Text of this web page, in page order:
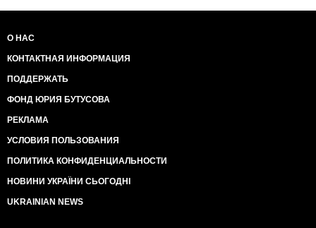
О НАС
КОНТАКТНАЯ ИНФОРМАЦИЯ
ПОДДЕРЖАТЬ
ФОНД ЮРИЯ БУТУСОВА
РЕКЛАМА
УСЛОВИЯ ПОЛЬЗОВАНИЯ
ПОЛИТИКА КОНФИДЕНЦИАЛЬНОСТИ
НОВИНИ УКРАЇНИ СЬОГОДНІ
UKRAINIAN NEWS